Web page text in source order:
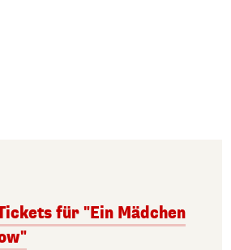
für "Ein Mädchen